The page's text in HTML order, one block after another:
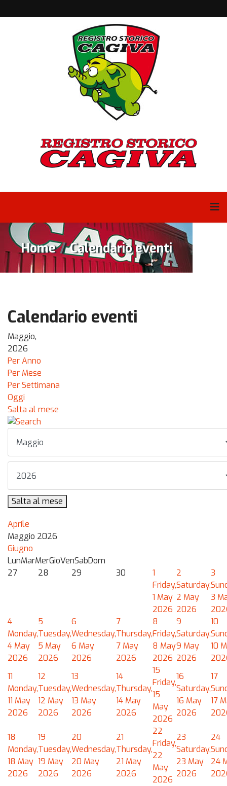
Home Calendario eventi
Calendario eventi
Maggio,
2026
Per Anno
Per Mese
Per Settimana
Oggi
Salta al mese
Salta al mese
Aprile
Maggio 2026
Giugno
LunMarMerGioVenSabDom
27
28 29 30
1
Friday,
1 May
2026
2
Saturday,
2 May
2026
3
3
4
Monday,
4 May
2026
5
Tuesday,
5 May
2026
6
Wednesday,
6 May
2026
7
Thursday,
7 May
2026
8
Friday,
8 May
2026
9
Saturday,
9 May
2026
10
10
11
Monday,
11 May
2026
12
Tuesday,
12 May
2026
13
Wednesday,
13 May
2026
14
Thursday,
14 May
2026
15
Friday,
15
May
2026
16
Saturday,
16 May
2026
17
17
18
Monday,
18 May
2026
19
Tuesday,
19 May
2026
20
Wednesday,
20 May
2026
21
Thursday,
21 May
2026
22
Friday,
22
May
2026
23
Saturday,
23 May
2026
24
24